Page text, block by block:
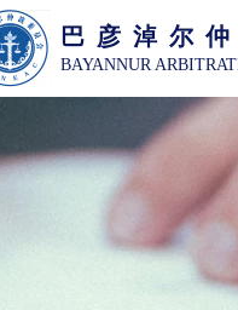
巴 彦 淖 尔
BAYANNUR